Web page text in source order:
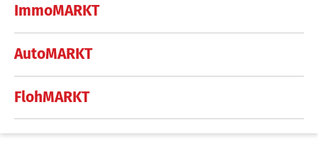
ImmoMARKT
AutoMARKT
FlohMARKT